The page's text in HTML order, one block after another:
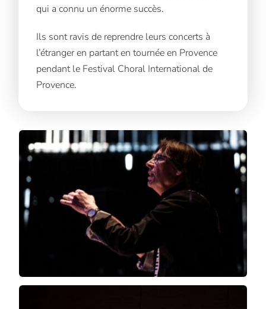
qui a connu un énorme succès.
Ils sont ravis de reprendre leurs concerts à
l’étranger en partant en tournée en Provence
pendant le Festival Choral International de
Provence.